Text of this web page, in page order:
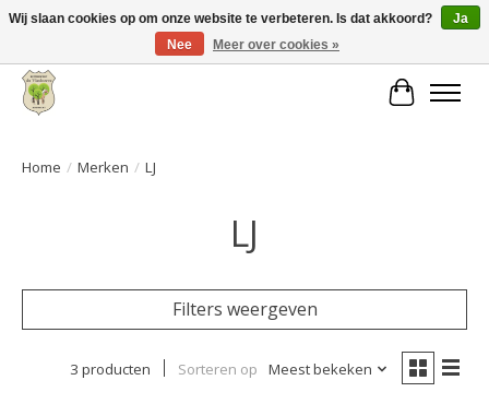
Grote keuze aan producten en snelle verzending!
Home / Merken / LJ
LJ
Filters weergeven
3 producten Sorteren op Meest bekeken
Wij slaan cookies op om onze website te verbeteren. Is dat akkoord?
Ja
Nee
Meer over cookies »